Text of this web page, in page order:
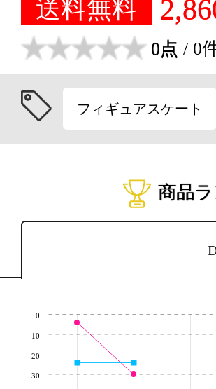
送料無料
0点 / 0
フィギュアスケート
商品
0
10
20
30